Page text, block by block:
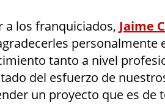
a los franquiciados, Jaime
personalmente
tanto a nivel
del esfuerzo de
un proyecto que es de